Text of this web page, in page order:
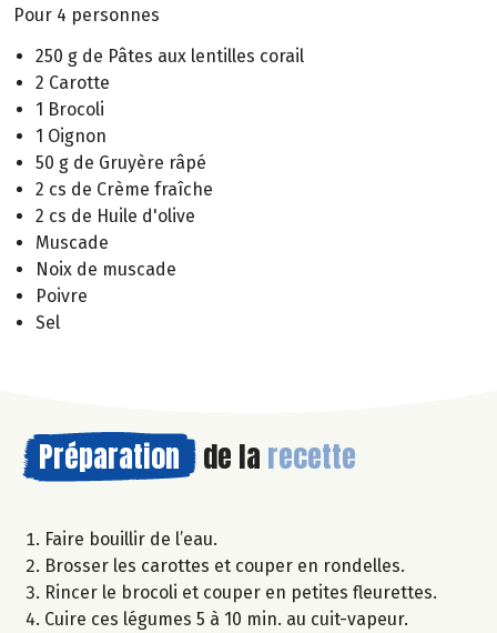
Pour 4 personnes
250 g de Pâtes aux lentilles corail
2 Carotte
1 Brocoli
1 Oignon
50 g de Gruyère râpé
2 cs de Crème fraîche
2 cs de Huile d'olive
Muscade
Noix de muscade
Poivre
Sel
Préparation de la recette
Faire bouillir de l’eau.
Brosser les carottes et couper en rondelles.
Rincer le brocoli et couper en petites fleurettes.
Cuire ces légumes 5 à 10 min. au cuit-vapeur.